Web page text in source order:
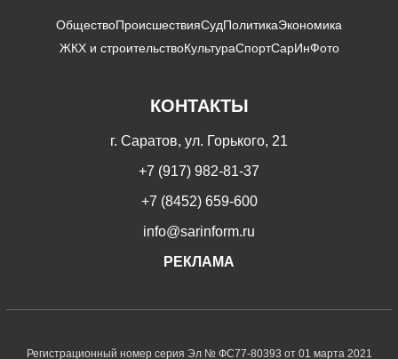
ОбществоПроисшествияСудПолитикаЭкономика
ЖКХ и строительствоКультураСпортСарИнФото
КОНТАКТЫ
г. Саратов, ул. Горького, 21
+7 (917) 982-81-37
+7 (8452) 659-600
info@sarinform.ru
РЕКЛАМА
Регистрационный номер серия Эл № ФС77-80393 от 01 марта 2021